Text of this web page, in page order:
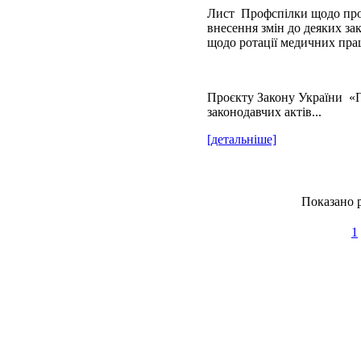
Лист Профспілки щодо
внесення змін до деяких
щодо ротації медичних
Проєкту Закону України
законодавчих актів...
[детальніше]
Показано
1